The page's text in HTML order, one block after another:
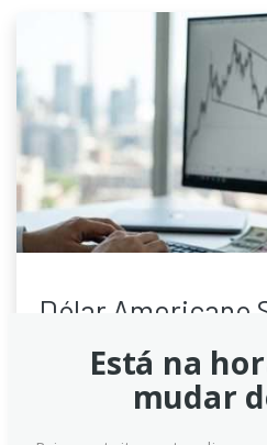
Dólar Americano
Mantém Suporte
em Meio a Dados
Tensões
Está na
mudar